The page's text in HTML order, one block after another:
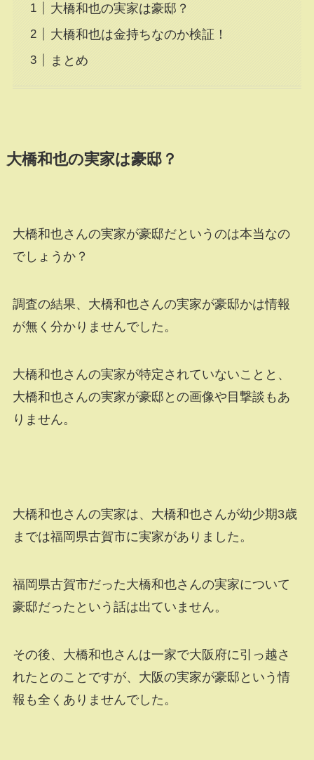
大橋和也の実家は豪邸？
大橋和也は金持ちなのか検証！
まとめ
大橋和也の実家は豪邸？
大橋和也さんの実家が豪邸だというのは本当なの
でしょうか？
調査の結果、大橋和也さんの実家が豪邸かは情報
が無く分かりませんでした。
大橋和也さんの実家が特定されていないことと、
大橋和也さんの実家が豪邸との画像や目撃談もあ
りません。
大橋和也さんの実家は、大橋和也さんが幼少期3歳
までは福岡県古賀市に実家がありました。
福岡県古賀市だった大橋和也さんの実家について
豪邸だったという話は出ていません。
その後、大橋和也さんは一家で大阪府に引っ越さ
れたとのことですが、大阪の実家が豪邸という情
報も全くありませんでした。